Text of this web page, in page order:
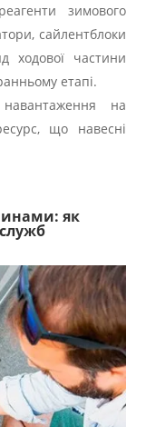
зимового
сайлентблоки
ходової частини
етапі.
на
що навесні
як